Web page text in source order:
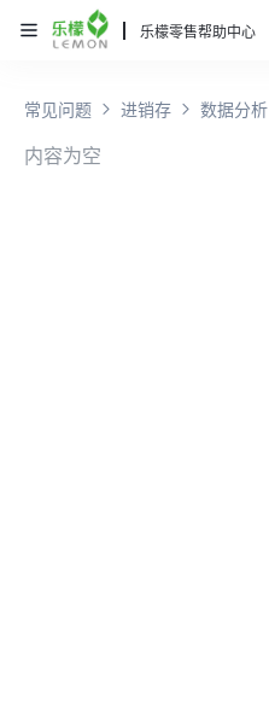
乐檬零售帮助中心
常见问题 进销存 数据分析
内容为空